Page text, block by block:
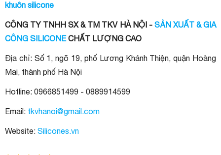
khuôn silicone
CÔNG TY TNHH SX & TM TKV HÀ NỘI - SẢN XUẤT & GIA
CÔNG SILICONECHẤT LƯỢNG CAO
Địa chỉ: Số 1, ngõ 19, phố Lương Khánh Thiện, quận Hoàng
Mai, thành phố Hà Nội
Hotline: 0966851499 - 0889914599
Email: tkvhanoi@gmail.com
Website: Silicones.vn